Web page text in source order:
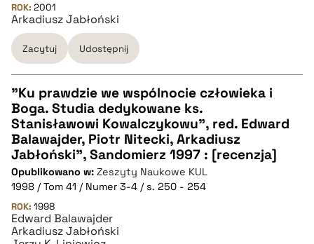
pobierz cytat
BIBTEX
pobierz cytat
ROK: 2001
Arkadiusz Jabłoński
Zacytuj Udostępnij
CZYSTY TEKST
pobierz cytat
BIBTEX
"Ku prawdzie we wspólnocie człowieka i
Boga. Studia dedykowane ks.
Stanisławowi Kowalczykowu", red. Edward
Balawajder, Piotr Nitecki, Arkadiusz
Jabłoński", Sandomierz 1997 : [recenzja]
Opublikowano w: Zeszyty Naukowe KUL
1998 / Tom 41 / Numer 3-4 / s. 250 - 254
ROK: 1998
Edward Balawajder
Arkadiusz Jabłoński